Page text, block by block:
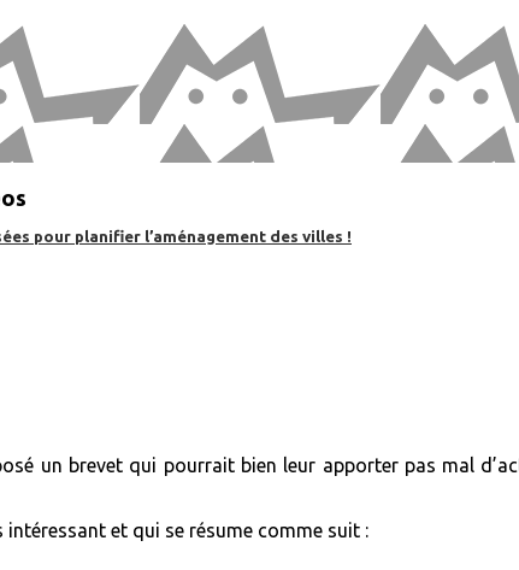
pour planifier l’aménagement des villes !
un brevet qui pourrait bien leur apporter pas mal
et qui se résume comme suit :